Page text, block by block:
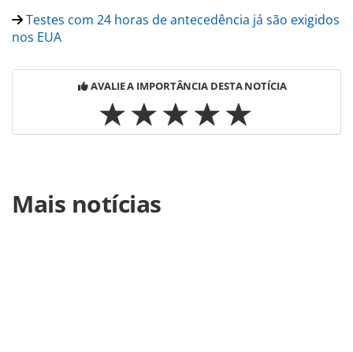
Testes com 24 horas de antecedência já são exigidos
nos EUA
AVALIE A IMPORTÂNCIA DESTA NOTÍCIA
https://www.panrotas.com.br/mercado/economia-e-
politica/2021/12/vacinas-sao-eficazes-contra-a-omicron-
Mais notícias